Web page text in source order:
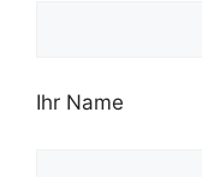
Ihr Name